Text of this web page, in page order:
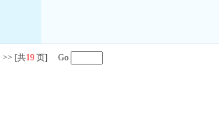
>> [共19 页] Go